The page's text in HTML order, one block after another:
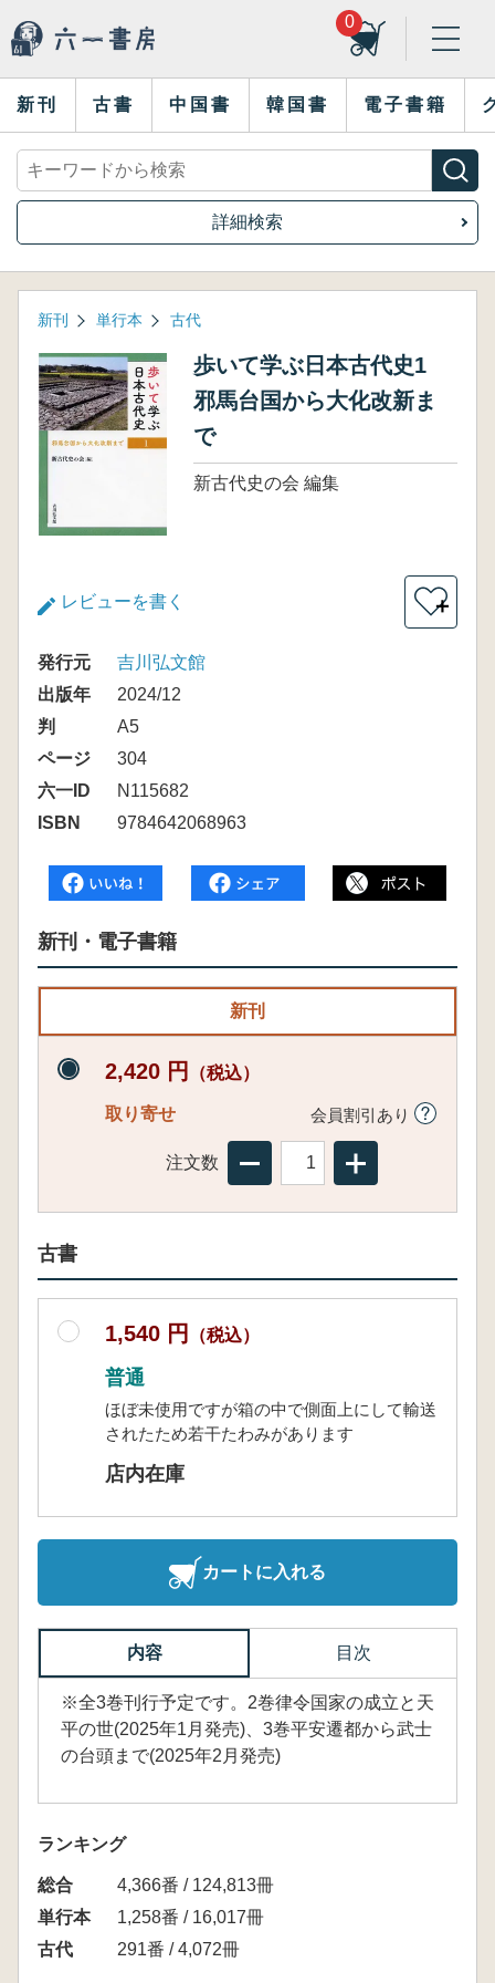
0
新刊 古書 中国書 韓国書 電子書籍
詳細検索
新刊 単行本 古代
歩いて学ぶ日本古代史1
邪馬台国から大化改新ま
で
新古代史の会 編集
レビューを書く ＋
発行元
吉川弘文館
出版年
2024/12
判
A5
ページ
304
六一ID
N115682
ISBN
9784642068963
新刊・電子書籍
新刊
2,420 円 （税込）
取り寄せ 会員割引あり
注文数
古書
1,540 円 （税込）
普通
ほぼ未使用ですが箱の中で側面上にして輸送
されたため若干たわみがあります
店内在庫
カートに入れる
内容 目次
※全3巻刊行予定です。2巻律令国家の成立と天
平の世(2025年1月発売)、3巻平安遷都から武士
の台頭まで(2025年2月発売)
ランキング
総合
4,366番 / 124,813冊
単行本
1,258番 / 16,017冊
古代
291番 / 4,072冊